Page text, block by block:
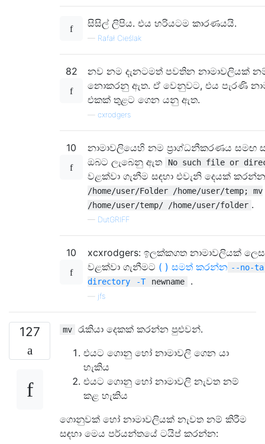
සිසිල් ලිපිය. එය හරියටම කාරණයයි.
— Rafał Cieślak
82
නව නම දැනටමත් පවතින නාමාවලියක් නම්
නොකරනු ඇත. ඒ වෙනුවට, එය පැරණි
එකක් තුළට ගෙන යනු ඇත.
cxrodgers
10
නාමාවලියෙහි නම ප්‍රාග්ධනීකරණය සමඟ
ඔබට ලැබෙනු ඇත
No such file or
වළක්වා ගැනීම සඳහා එවැනි දෙයක්
/home/user/Folder /home/user/temp; mv
/home/user/temp/ /home/user/folder .
— DutGRIFF
10
xcxrodgers: ඉලක්කගත නාමාවලියක්
වළක්වා ගැනීමට ( ) සමත් කරන්න --no-
directory
-T newname .
jfs
127 mv
රැකියා දෙකක් කරන්න පුළුවන්.
එයට ගොනු හෝ නාමාවලි ගෙන යා
හැකිය
එයට ගොනු හෝ නාමාවලි නැවත නම්
කළ හැකිය
ගොනුවක් හෝ නාමාවලියක් නැවත නම් කිරීම
සඳහා මෙය පර්යන්තයේ ටයිප් කරන්න: